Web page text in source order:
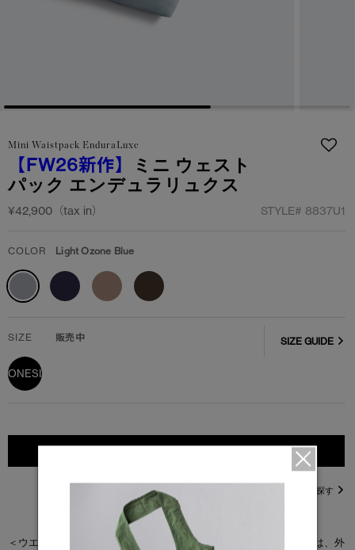
メイドインジャパンTシャツ
アクセサリー
フットウェア
コレクション
メイドインジャパンTシャツ
アクセサリー
フットウェア
コレクション
Mini Waistpack EnduraLuxe
【FW26新作】
ミニ ウェスト
パック エンデュラリュクス
¥42,900（tax in） STYLE# 8837U1
COLOR Light Ozone Blue
SIZE 販売中
ONESIZE
SIZE GUIDE
直営店在庫を探す
＜ウエスト パック＞の人気から生まれた＜ミニ ウエスト パック＞は、外